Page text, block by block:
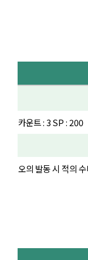
카운트 : 3 SP : 200
오의 발동 시 적의